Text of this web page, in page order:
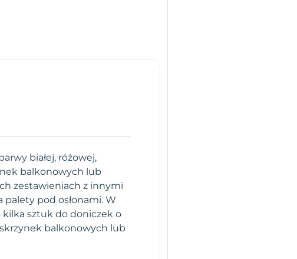
białej, różowej,
balkonowych lub
zestawieniach z innymi
pod osłonami. W
kilka sztuk do doniczek o
balkonowych lub